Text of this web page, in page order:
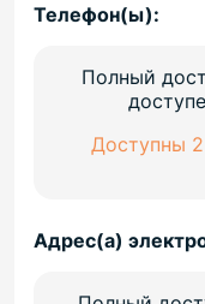
Телефон(ы):
Полный
Доступны
Адрес(а)